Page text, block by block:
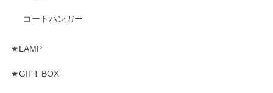
コートハンガー
★LAMP
★GIFT BOX